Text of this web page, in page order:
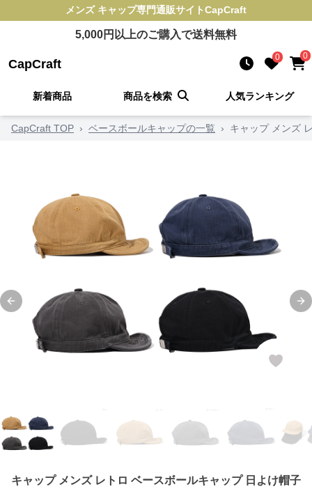
メンズ キャップ専門通販サイトCapCraft
5,000円以上のご購入で送料無料
CapCraft 0 0
新着商品 商品を検索 人気ランキング
CapCraft TOP › ベースボールキャップの一覧 › キャップ メンズ
Previous slide
キャップ メンズ レトロ ベースボールキャップ 日よけ帽子